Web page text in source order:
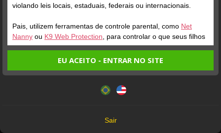
Verifique sua conta
6:10 11
Verifique sua conta
Este website utiliza cookies e tecnologias semelhantes de
Política de Privacidade
você concorda com estes termos.
violando leis locais, estaduais, federais ou internacionais.
Pais, utilizem ferramentas de controle parental, como Net
Nanny ou K9 Web Protection, para controlar o que seus filhos
veem.
fatos:
Tenho ao menos 18 anos de idade e sou maior de idade
EU ACEITO - ENTRAR NO SITE
Sair